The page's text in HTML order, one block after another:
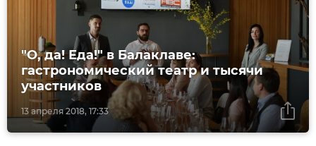
13 апреля 2018, 17:33
"О, да! Еда!" в Балаклаве:
гастрономический театр и тысячи
участников